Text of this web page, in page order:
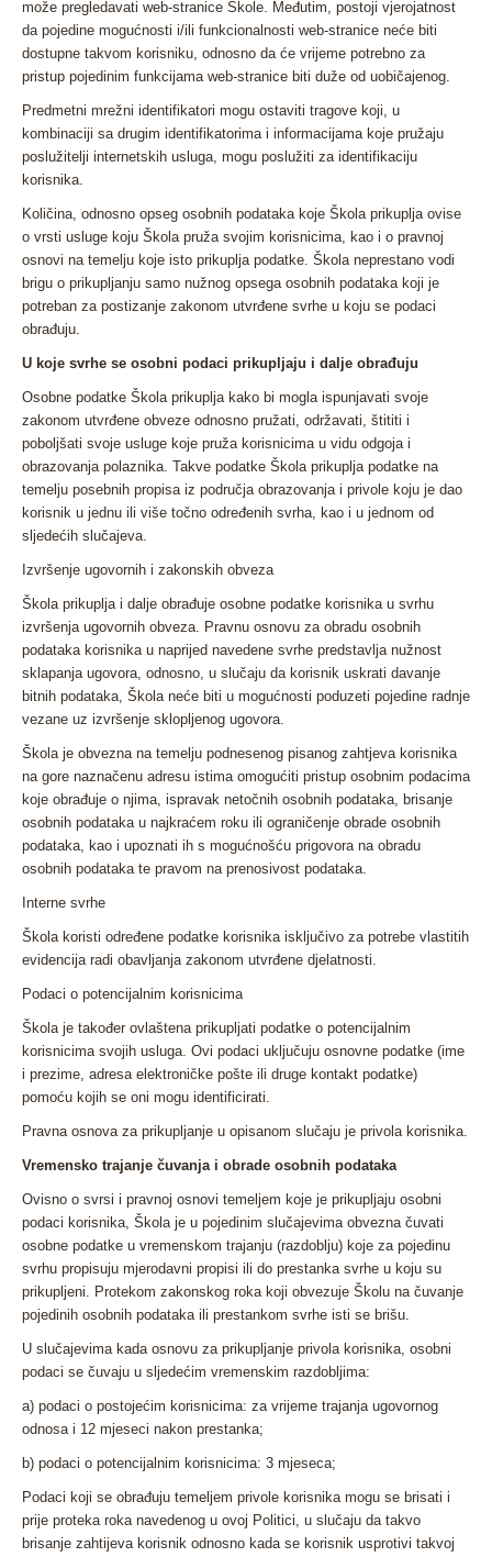
može pregledavati web-stranice Škole. Međutim, postoji vjerojatnost
da pojedine mogućnosti i/ili funkcionalnosti web-stranice neće biti
dostupne takvom korisniku, odnosno da će vrijeme potrebno za
pristup pojedinim funkcijama web-stranice biti duže od uobičajenog.
Predmetni mrežni identifikatori mogu ostaviti tragove koji, u
kombinaciji sa drugim identifikatorima i informacijama koje pružaju
poslužitelji internetskih usluga, mogu poslužiti za identifikaciju
korisnika.
Količina, odnosno opseg osobnih podataka koje Škola prikuplja ovise
o vrsti usluge koju Škola pruža svojim korisnicima, kao i o pravnoj
osnovi na temelju koje isto prikuplja podatke. Škola neprestano vodi
brigu o prikupljanju samo nužnog opsega osobnih podataka koji je
potreban za postizanje zakonom utvrđene svrhe u koju se podaci
obrađuju.
U koje svrhe se osobni podaci prikupljaju i dalje obrađuju
Osobne podatke Škola prikuplja kako bi mogla ispunjavati svoje
zakonom utvrđene obveze odnosno pružati, održavati, štititi i
poboljšati svoje usluge koje pruža korisnicima u vidu odgoja i
obrazovanja polaznika. Takve podatke Škola prikuplja podatke na
temelju posebnih propisa iz područja obrazovanja i privole koju je dao
korisnik u jednu ili više točno određenih svrha, kao i u jednom od
sljedećih slučajeva.
Izvršenje ugovornih i zakonskih obveza
Škola prikuplja i dalje obrađuje osobne podatke korisnika u svrhu
izvršenja ugovornih obveza. Pravnu osnovu za obradu osobnih
podataka korisnika u naprijed navedene svrhe predstavlja nužnost
sklapanja ugovora, odnosno, u slučaju da korisnik uskrati davanje
bitnih podataka, Škola neće biti u mogućnosti poduzeti pojedine radnje
vezane uz izvršenje sklopljenog ugovora.
Škola je obvezna na temelju podnesenog pisanog zahtjeva korisnika
na gore naznačenu adresu istima omogućiti pristup osobnim podacima
koje obrađuje o njima, ispravak netočnih osobnih podataka, brisanje
osobnih podataka u najkraćem roku ili ograničenje obrade osobnih
podataka, kao i upoznati ih s mogućnošću prigovora na obradu
osobnih podataka te pravom na prenosivost podataka.
Interne svrhe
Škola koristi određene podatke korisnika isključivo za potrebe vlastitih
evidencija radi obavljanja zakonom utvrđene djelatnosti.
Podaci o potencijalnim korisnicima
Škola je također ovlaštena prikupljati podatke o potencijalnim
korisnicima svojih usluga. Ovi podaci uključuju osnovne podatke (ime
i prezime, adresa elektroničke pošte ili druge kontakt podatke)
pomoću kojih se oni mogu identificirati.
Pravna osnova za prikupljanje u opisanom slučaju je privola korisnika.
Vremensko trajanje čuvanja i obrade osobnih podataka
Ovisno o svrsi i pravnoj osnovi temeljem koje je prikupljaju osobni
podaci korisnika, Škola je u pojedinim slučajevima obvezna čuvati
osobne podatke u vremenskom trajanju (razdoblju) koje za pojedinu
svrhu propisuju mjerodavni propisi ili do prestanka svrhe u koju su
prikupljeni. Protekom zakonskog roka koji obvezuje Školu na čuvanje
pojedinih osobnih podataka ili prestankom svrhe isti se brišu.
U slučajevima kada osnovu za prikupljanje privola korisnika, osobni
podaci se čuvaju u sljedećim vremenskim razdobljima:
a) podaci o postojećim korisnicima: za vrijeme trajanja ugovornog
odnosa i 12 mjeseci nakon prestanka;
b) podaci o potencijalnim korisnicima: 3 mjeseca;
Podaci koji se obrađuju temeljem privole korisnika mogu se brisati i
prije proteka roka navedenog u ovoj Politici, u slučaju da takvo
brisanje zahtijeva korisnik odnosno kada se korisnik usprotivi takvoj